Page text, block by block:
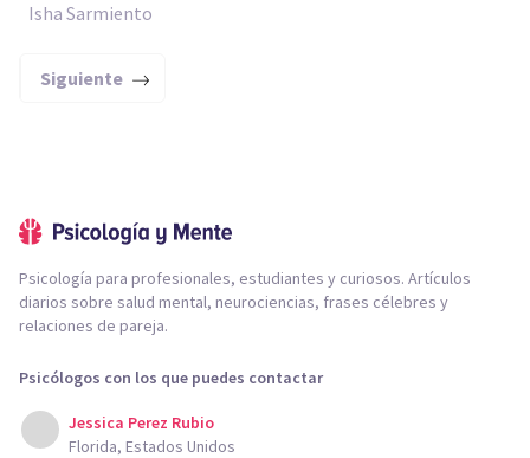
Isha Sarmiento
Siguiente
Psicología para profesionales, estudiantes y curiosos. Artículos
diarios sobre salud mental, neurociencias, frases célebres y
relaciones de pareja.
Psicólogos con los que puedes contactar
Jessica Perez Rubio
Florida, Estados Unidos